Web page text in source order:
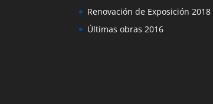
Renovación de Exposición 2018
Últimas obras 2016